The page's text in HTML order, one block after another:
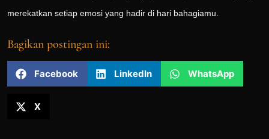
merekatkan setiap emosi yang hadir di hari bahagiamu.
Bagikan postingan ini:
Facebook LinkedIn WhatsApp
X